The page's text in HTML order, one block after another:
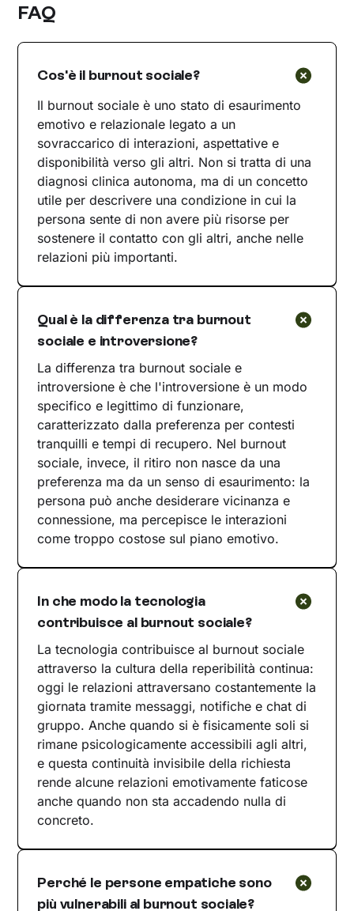
FAQ
Cos'è il burnout sociale?
Il burnout sociale è uno stato di esaurimento
emotivo e relazionale legato a un
sovraccarico di interazioni, aspettative e
disponibilità verso gli altri. Non si tratta di una
diagnosi clinica autonoma, ma di un concetto
utile per descrivere una condizione in cui la
persona sente di non avere più risorse per
sostenere il contatto con gli altri, anche nelle
relazioni più importanti.
Qual è la differenza tra burnout
sociale e introversione?
La differenza tra burnout sociale e
introversione è che l'introversione è un modo
specifico e legittimo di funzionare,
caratterizzato dalla preferenza per contesti
tranquilli e tempi di recupero. Nel burnout
sociale, invece, il ritiro non nasce da una
preferenza ma da un senso di esaurimento: la
persona può anche desiderare vicinanza e
connessione, ma percepisce le interazioni
come troppo costose sul piano emotivo.
In che modo la tecnologia
contribuisce al burnout sociale?
La tecnologia contribuisce al burnout sociale
attraverso la cultura della reperibilità continua:
oggi le relazioni attraversano costantemente la
giornata tramite messaggi, notifiche e chat di
gruppo. Anche quando si è fisicamente soli si
rimane psicologicamente accessibili agli altri,
e questa continuità invisibile della richiesta
rende alcune relazioni emotivamente faticose
anche quando non sta accadendo nulla di
concreto.
Perché le persone empatiche sono
più vulnerabili al burnout sociale?